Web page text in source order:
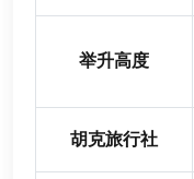
举升高度
胡克旅行社